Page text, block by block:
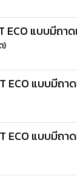
แบบมีถา
)
แบบมีถา
แบบมีถา